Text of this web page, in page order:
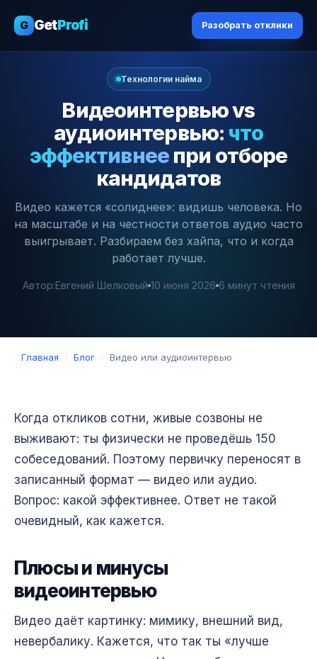
G GetProfi Разобрать отклики
Технологии найма
Видеоинтервью vs
аудиоинтервью: что
эффективнее при отборе
кандидатов
Видео кажется «солиднее»: видишь человека. Но
на масштабе и на честности ответов аудио часто
выигрывает. Разбираем без хайпа, что и когда
работает лучше.
Автор:Евгений Шелковый 10 июня 2026 6 минут чтения
Главная / Блог / Видео или аудиоинтервью
Когда откликов сотни, живые созвоны не
выживают: ты физически не проведёшь 150
собеседований. Поэтому первичку переносят в
записанный формат — видео или аудио.
Вопрос: какой эффективнее. Ответ не такой
очевидный, как кажется.
Плюсы и минусы
видеоинтервью
Видео даёт картинку: мимику, внешний вид,
невербалику. Кажется, что так ты «лучше